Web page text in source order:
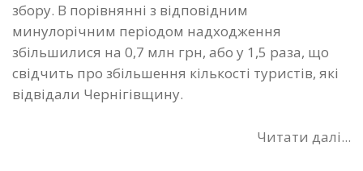
збору. В порівнянні з відповідним
минулорічним періодом надходження
збільшилися на 0,7 млн грн, або у 1,5 раза, що
свідчить про збільшення кількості туристів, які
відвідали Чернігівщину.
Читати далі...